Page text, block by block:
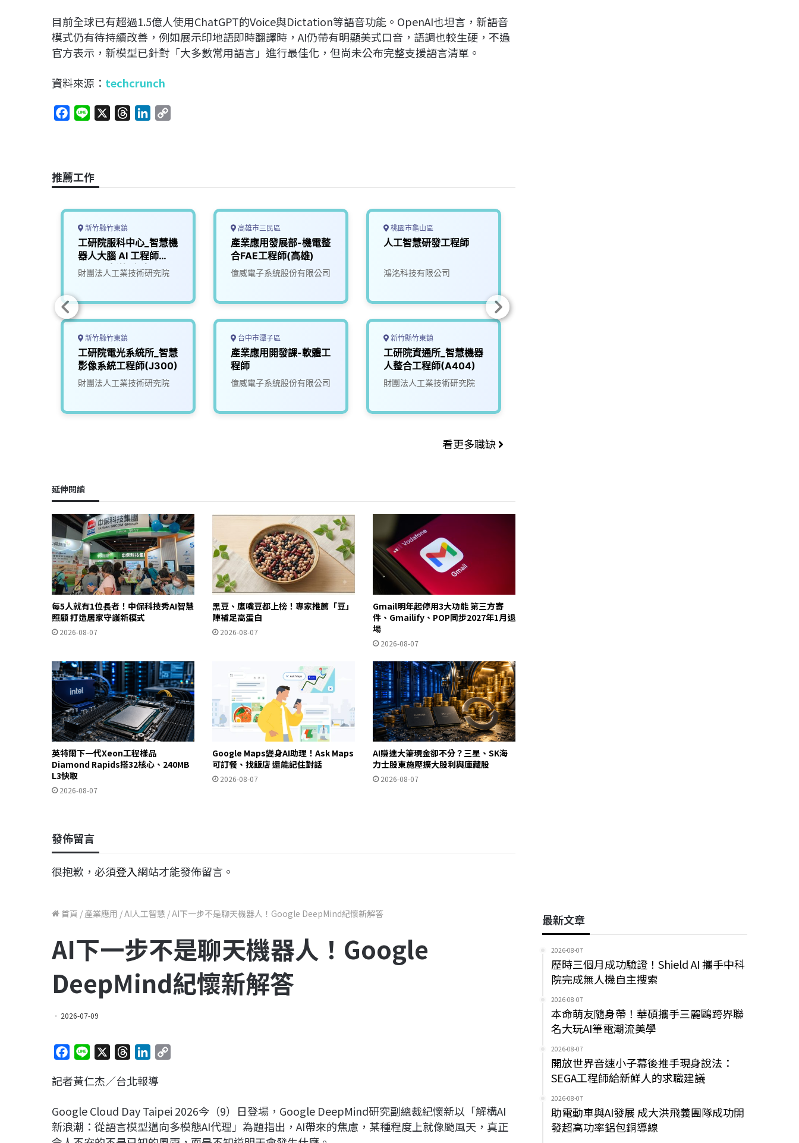
目前全球已有超過1.5億人使用ChatGPT的Voice與Dictation等語音功能。OpenAI也坦言，新語音
模式仍有待持續改善，例如展示印地語即時翻譯時，AI仍帶有明顯美式口音，語調也較生硬，不過
官方表示，新模型已針對「大多數常用語言」進行最佳化，但尚未公布完整支援語言清單。
資料來源： techcrunch
b
o
o
d
s
d
I
i
n
推薦工作
新竹縣竹東鎮
工研院服科中心_智慧機
器人大腦 AI 工程師
(A000新竹/台南)
財團法人工業技術研究院
新竹縣竹東鎮
工研院電光系統所_智慧
影像系統工程師(J300)
財團法人工業技術研究院
高雄市三民區
產業應用發展部-機電整
合FAE工程師(高雄)
億威電子系統股份有限公司
台中市潭子區
產業應用開發課-軟體工
程師
億威電子系統股份有限公司
桃園市龜山區
人工智慧研發工程師
鴻洺科技有限公司
新竹縣竹東鎮
工研院資通所_智慧機器
人整合工程師(A404)
財團法人工業技術研究院
看更多職缺
延伸閱讀
每5人就有1位長者！中保科技秀AI智慧
照顧 打造居家守護新模式
2026-08-07
黑豆、鷹嘴豆都上榜！專家推薦「豆」
陣補足高蛋白
2026-08-07
Gmail明年起停用3大功能 第三方寄
件、Gmailify、POP同步2027年1月退
場
2026-08-07
英特爾下一代Xeon工程樣品
Diamond Rapids搭32核心、240MB
L3快取
2026-08-07
Google Maps變身AI助理！Ask Maps
可訂餐、找飯店 還能記住對話
2026-08-07
AI賺進大筆現金卻不分？三星、SK海
力士股東施壓擴大股利與庫藏股
2026-08-07
發佈留言
很抱歉，必須登入網站才能發佈留言。